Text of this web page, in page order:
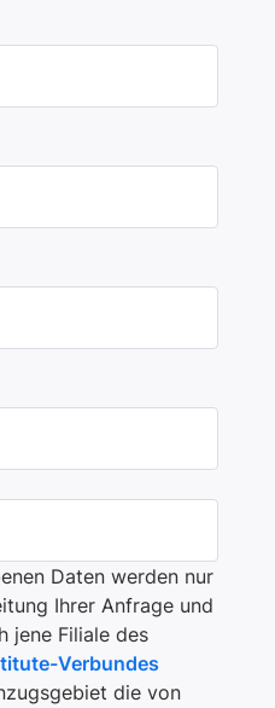
Daten werden nur
Ihrer Anfrage und
jene Filiale des
Verbundes
die von